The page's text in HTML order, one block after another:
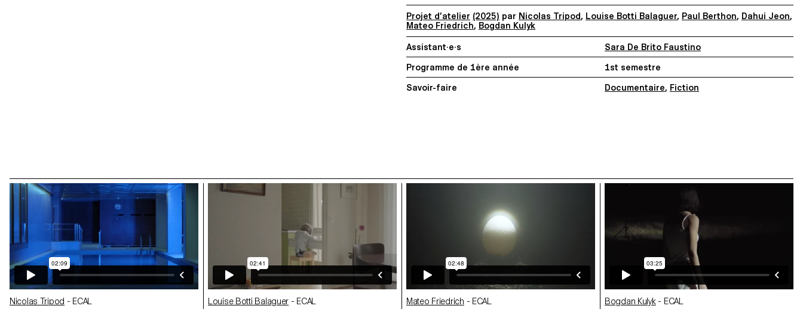
Projet d’atelier (2025) par Nicolas Tripod, Louise Botti Balaguer, Paul Berthon, Dahui Jeon,
Mateo Friedrich, Bogdan Kulyk
Assistant·e·s Sara De Brito Faustino
Programme de 1ère année 1st semestre
Savoir-faire Documentaire, Fiction
Nicolas Tripod - ECAL Louise Botti Balaguer - ECAL Mateo Friedrich - ECAL Bogdan Kulyk- ECAL